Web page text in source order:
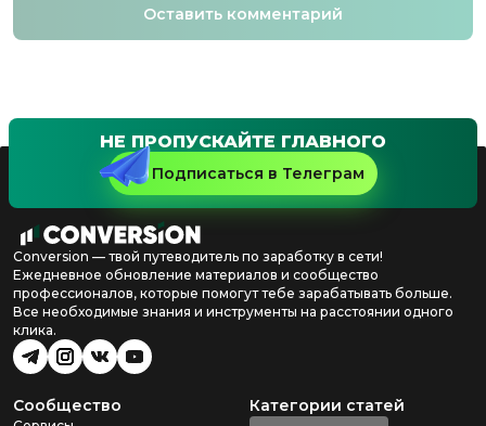
Оставить комментарий
НЕ ПРОПУСКАЙТЕ ГЛАВНОГО
Подписаться в Телеграм
Conversion — твой путеводитель по заработку в сети!
Ежедневное обновление материалов и сообщество
профессионалов, которые помогут тебе зарабатывать больше.
Все необходимые знания и инструменты на расстоянии одного
клика.
Сообщество Категории статей